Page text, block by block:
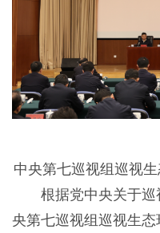
中央第七巡视组巡视
根据党中央关于巡
央第七巡视组巡视生态